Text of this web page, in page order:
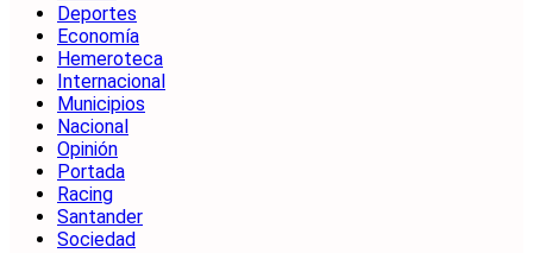
Deportes
Economía
Hemeroteca
Internacional
Municipios
Nacional
Opinión
Portada
Racing
Santander
Sociedad